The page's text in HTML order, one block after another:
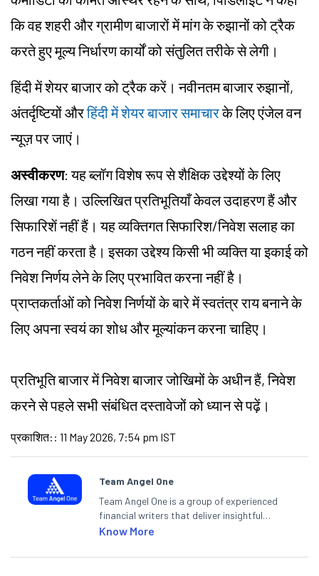
कि वह शहरी और ग्रामीण बाजारों में मांग के रुझानों को ट्रैक
करते हुए मूल्य निर्धारण कार्यों को संतुलित तरीके से लेगी।
हिंदी में शेयर बाजार को ट्रैक करें। नवीनतम बाजार रुझानों,
अंतर्दृष्टियों औरहिंदी में शेयर बाजार समाचारके लिए एंजेल वन
न्यूज़ पर जाएं।
अस्वीकरण: यह ब्लॉग विशेष रूप से शैक्षिक उद्देश्यों के लिए
लिखा गया है। उल्लिखित प्रतिभूतियाँ केवल उदाहरण हैं और
सिफारिशें नहीं हैं। यह व्यक्तिगत सिफारिश/निवेशसलाह का
गठन नहीं करता है। इसका उद्देश्य किसी भी व्यक्ति या इकाई को
निवेश निर्णय लेने के लिए प्रभावित करना नहीं है।
प्राप्तकर्ताओं को निवेश निर्णयों के बारे में स्वतंत्र राय बनाने के
लिए अपना स्वयं का शोध और मूल्यांकन करना चाहिए।
प्रतिभूति बाजार में निवेश बाजारजोखिमोंके अधीन हैं, निवेश
करने से पहले सभी संबंधित दस्तावेजों को ध्यान से पढ़ें।
प्रकाशित: : 11 May 2026, 7:54 pm IST
Team Angel One
Team Angel One is a group of experienced
financial writers that deliver insightful
articles on the stock market, IPO, economy,
categories.
Know More